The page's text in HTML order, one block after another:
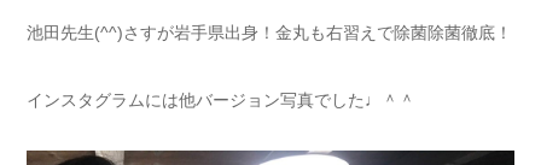
池田先生(^^)さすが岩手県出身！金丸も右習えで除菌除菌徹底！
インスタグラムには他バージョン写真でした♩＾＾